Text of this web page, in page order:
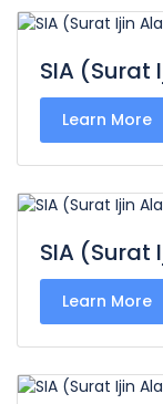
SIA (Surat
Learn More
SIA (Surat
Learn More